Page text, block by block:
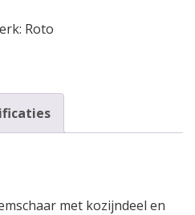
Roto
met kozijndeel en